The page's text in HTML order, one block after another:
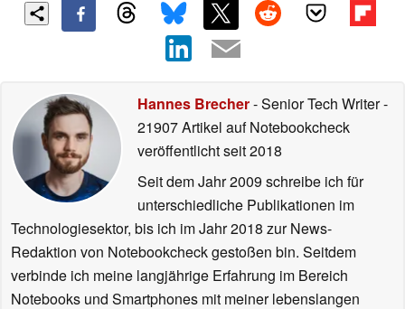
Hannes Brecher- Senior Tech Writer-
21907 Artikel auf Notebookcheck
veröffentlichtseit 2018
Seit dem Jahr 2009 schreibe ich für
unterschiedliche Publikationen im
Technologiesektor, bis ich im Jahr 2018 zur News-
Redaktion von Notebookcheck gestoßen bin. Seitdem
verbinde ich meine langjährige Erfahrung im Bereich
Notebooks und Smartphones mit meiner lebenslangen